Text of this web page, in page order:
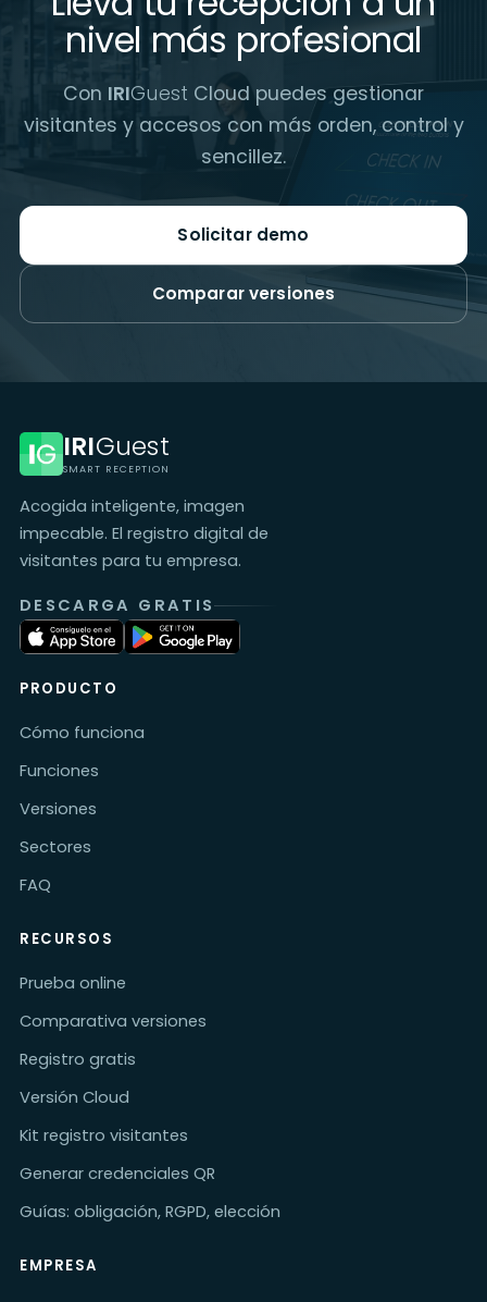
nivel más profesional
Con IRIGuest Cloud puedes gestionar
visitantes y accesos con más orden, control y
sencillez.
Solicitar demo
Comparar versiones
IRIGuest
SMART RECEPTION
Acogida inteligente, imagen
impecable. El registro digital de
visitantes para tu empresa.
DESCARGA GRATIS
PRODUCTO
Cómo funciona
Funciones
Versiones
Sectores
FAQ
RECURSOS
Prueba online
Comparativa versiones
Registro gratis
Versión Cloud
Kit registro visitantes
Generar credenciales QR
Guías: obligación, RGPD, elección
EMPRESA